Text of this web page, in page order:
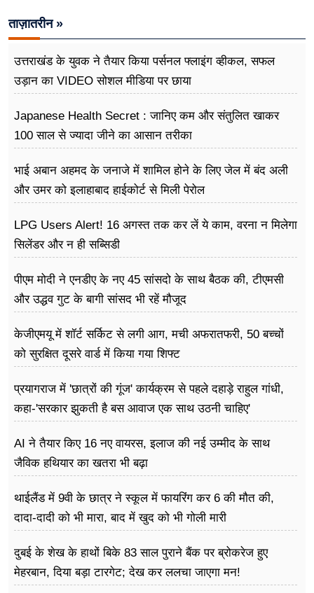
ताज़ातरीन »
उत्तराखंड के युवक ने तैयार किया पर्सनल फ्लाइंग व्हीकल, सफल
उड़ान का VIDEO सोशल मीडिया पर छाया
Japanese Health Secret : जानिए कम और संतुलित खाकर
100 साल से ज्यादा जीने का आसान तरीका
भाई अबान अहमद के जनाजे में शामिल होने के लिए जेल में बंद अली
और उमर को इलाहाबाद हाईकोर्ट से मिली पेरोल
LPG Users Alert! 16 अगस्त तक कर लें ये काम, वरना न मिलेगा
सिलेंडर और न ही सब्सिडी
पीएम मोदी ने एनडीए के नए 45 सांसदो के साथ बैठक की, टीएमसी
और उद्धव गुट के बागी सांसद भी रहें मौजूद
केजीएमयू में शॉर्ट सर्किट से लगी आग, मची अफरातफरी, 50 बच्चों
को सुरक्षित दूसरे वार्ड में किया गया शिफ्ट
प्रयागराज में 'छात्रों की गूंज' कार्यक्रम से पहले दहाड़े राहुल गांधी,
कहा-'सरकार झुकती है बस आवाज एक साथ उठनी चाहिए'
AI ने तैयार किए 16 नए वायरस, इलाज की नई उम्मीद के साथ
जैविक हथियार का खतरा भी बढ़ा
थाईलैंड में 9वी के छात्र ने स्कूल में फायरिंग कर 6 की मौत की,
दादा-दादी को भी मारा, बाद में खुद को भी गोली मारी
दुबई के शेख के हाथों बिके 83 साल पुराने बैंक पर ब्रोकरेज हुए
मेहरबान, दिया बड़ा टारगेट; देख कर ललचा जाएगा मन!